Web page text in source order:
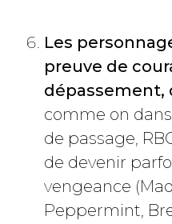
Les
preuve de
dépassement,
comme on
de passage,
de devenir
vengeance
Peppermint,